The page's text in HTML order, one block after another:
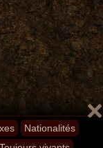
Nationalités